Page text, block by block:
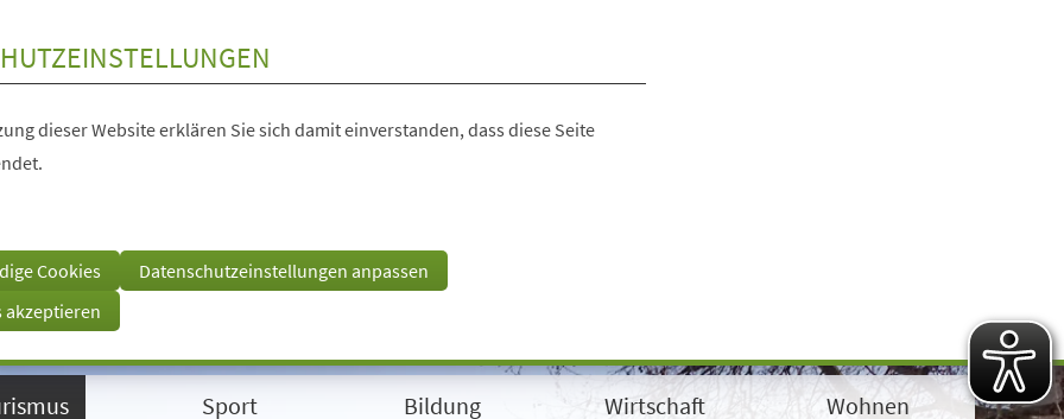
dieser Website erklären Sie sich damit einverstanden, dass diese Seite
Cookies
Datenschutzeinstellungen anpassen
akzeptieren
Sport
Bildung
Wirtschaft
Wohnen